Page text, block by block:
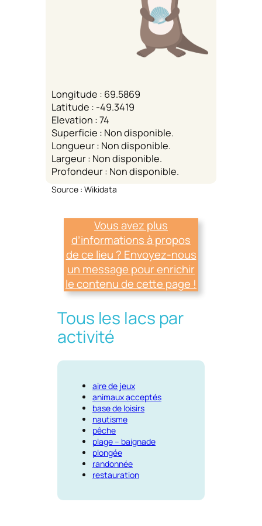
Longitude : 69.5869
Latitude : -49.3419
Elevation : 74
Superficie : Non disponible.
Longueur : Non disponible.
Largeur : Non disponible.
Profondeur : Non disponible.
Source : Wikidata
Vous avez plus
d’informations à propos
de ce lieu ? Envoyez-nous
un message pour enrichir
le contenu de cette page !
Tous les lacs par
activité
aire de jeux
animaux acceptés
base de loisirs
nautisme
pêche
plage – baignade
plongée
randonnée
restauration